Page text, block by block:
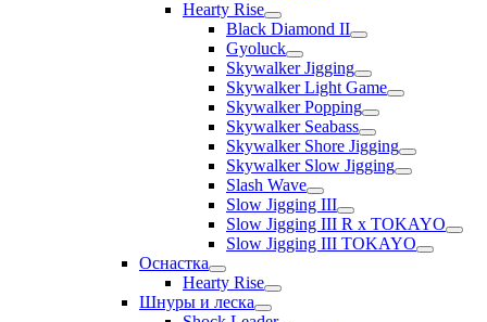
Hearty Rise
Black Diamond II
Gyoluck
Skywalker Jigging
Skywalker Light Game
Skywalker Popping
Skywalker Seabass
Skywalker Shore Jigging
Skywalker Slow Jigging
Slash Wave
Slow Jigging III
Slow Jigging III R x TOKAYO
Slow Jigging III TOKAYO
Оснастка
Hearty Rise
Шнуры и леска